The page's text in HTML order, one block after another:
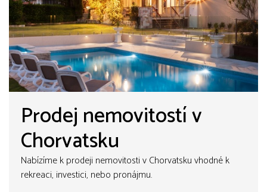
Prodej nemovitostí v
Chorvatsku
Nabízíme k prodeji nemovitosti v Chorvatsku vhodné k
rekreaci, investici, nebo pronájmu.